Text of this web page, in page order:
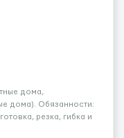
дома,
дома). Обязанности:
резка, гибка и